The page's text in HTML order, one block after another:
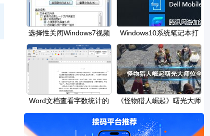
选择性关闭Windows7视频
预览 节约资源
Windows10系统笔记本打
开蓝牙搜索不到设备
Word文档查看字数统计的
方法教程
《怪物猎人崛起》曙光大师
位全骨头收集